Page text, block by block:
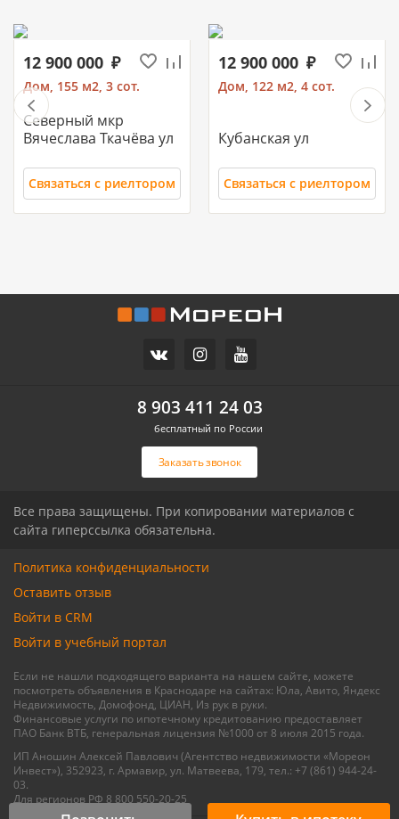
12 900 000
Дом, 155 м2, 3 сот.
Северный мкр
Вячеслава Ткачёва ул
Связаться с риелтором
12 900 000
Дом, 122 м2, 4 сот.
Кубанская ул
Связаться с риелтором
10 500 000
Дом, 71 м2, 3 сот.
Заказать звонок
8 903 411 24 03
бесплатный по России
Все права защищены. При копировании материалов с
сайта гиперссылка обязательна.
Если не нашли подходящего варианта на нашем сайте, можете
посмотреть объявления в Краснодаре на сайтах: Юла, Авито, Яндекс
Недвижимость, Домофонд, ЦИАН, Из рук в руки.
Финансовые услуги по ипотечному кредитованию предоставляет
ПАО Банк ВТБ, генеральная лицензия №1000 от 8 июля 2015 года.
ИП Аношин Алексей Павлович (Агентство недвижимости «Мореон
Инвест»), 352923, г. Армавир, ул. Матвеева, 179, тел.: +7 (861) 944-24-
03.
Для регионов РФ 8 800 550-20-25
Политика конфиденциальности
Оставить отзыв
Войти в CRM
Войти в учебный портал